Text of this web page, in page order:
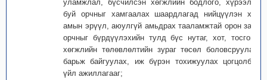
уламжлал, бүсчилсэн хөгжлийн бодлого, хүрээлэн
буй орчныг хамгаалах шаардлагад нийцүүлэн хүн
амын эрүүл, аюулгүй амьдрах тааламжтай орон зайн
орчныг бүрдүүлэхийн тулд бүс нутаг, хот, тосгоны
хөгжлийн төлөвлөлтийн зураг төсөл боловсруулах,
барьж байгуулах, иж бүрэн тохижуулах цогцолбор
үйл ажиллагааг;